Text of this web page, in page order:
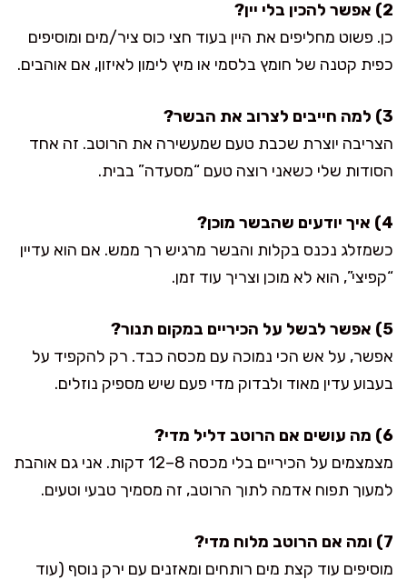
2) אפשר להכין בלי יין?
כן. פשוט מחליפים את היין בעוד חצי כוס ציר/מים ומוסיפים
כפית קטנה של חומץ בלסמי או מיץ לימון לאיזון, אם אוהבים.
3) למה חייבים לצרוב את הבשר?
הצריבה יוצרת שכבת טעם שמעשירה את הרוטב. זה אחד
הסודות שלי כשאני רוצה טעם “מסעדה” בבית.
4) איך יודעים שהבשר מוכן?
כשמזלג נכנס בקלות והבשר מרגיש רך ממש. אם הוא עדיין
“קפיצי”, הוא לא מוכן וצריך עוד זמן.
5) אפשר לבשל על הכיריים במקום תנור?
אפשר, על אש הכי נמוכה עם מכסה כבד. רק להקפיד על
בעבוע עדין מאוד ולבדוק מדי פעם שיש מספיק נוזלים.
6) מה עושים אם הרוטב דליל מדי?
מצמצמים על הכיריים בלי מכסה 8–12 דקות. אני גם אוהבת
למעוך תפוח אדמה לתוך הרוטב, זה מסמיך טבעי וטעים.
7) ומה אם הרוטב מלוח מדי?
מוסיפים עוד קצת מים רותחים ומאזנים עם ירק נוסף (עוד